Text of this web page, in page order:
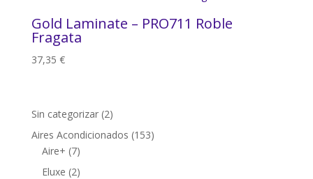
Gold Laminate – PRO711 Roble
Fragata
37,35 €
Sin categorizar 22
productos
Aires Acondicionados 153153
Aire+ 77
productos
Eluxe 22